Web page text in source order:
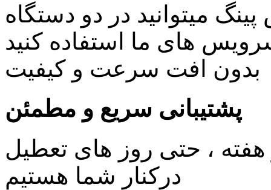
میتوانید در دو دستگاه
های ما استفاده کنید
بدون افت سرعت و کیفیت
پشتیبانی سریع و مطمئن
24 ساعته در 7 روز هفته ، حتی روز های تعطیل
درکنار شما هستیم